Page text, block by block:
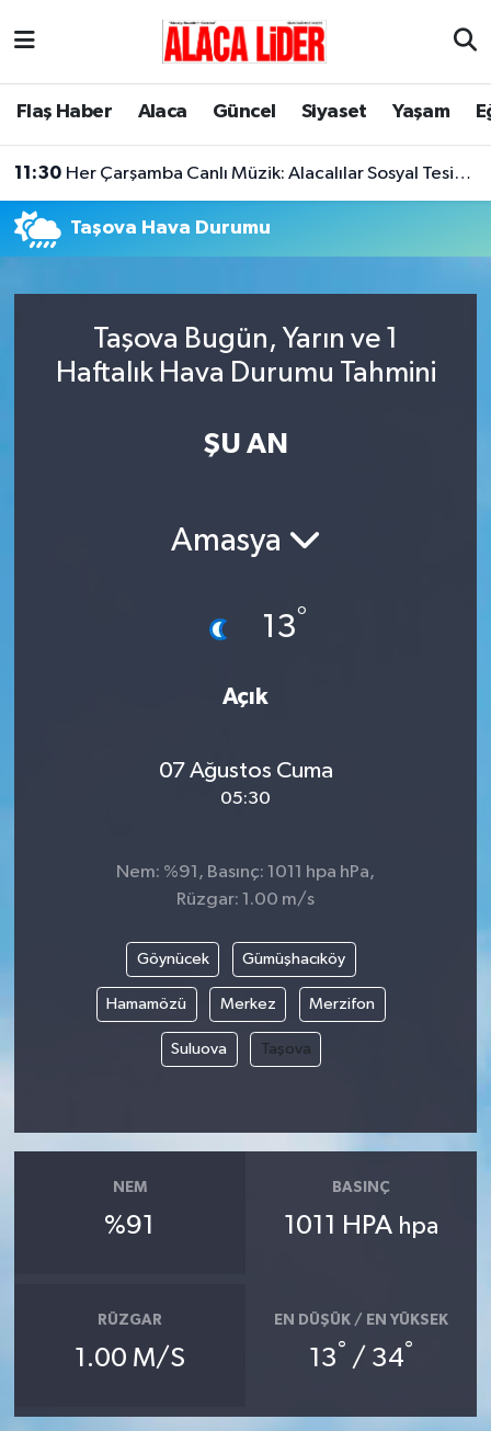
Flaş Haber Alaca Güncel Siyaset Yaşam
11:30 Her Çarşamba Canlı Müzik: Alacalılar Sosyal Tesislerde Buluşuyor!
Taşova Hava Durumu
Taşova Bugün, Yarın ve 1
Haftalık Hava Durumu Tahmini
ŞU AN
Amasya
13°
Açık
07 Ağustos Cuma
05:30
Nem: %91, Basınç: 1011 hpa hPa,
Rüzgar: 1.00 m/s
Göynücek Gümüşhacıköy
Hamamözü Merkez Merzifon
Suluova Taşova
NEM
%91
BASINÇ
1011 HPA hpa
RÜZGAR
1.00 M/S
EN DÜŞÜK / EN YÜKSEK
13° / 34°
Çorum Nöbetçi Eczaneler
Tüm Manşetler